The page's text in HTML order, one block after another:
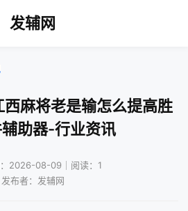
发辅网
麻将老是输怎么提高胜
助器-行业资讯
2026-08-09｜阅读：1
发布者：发辅网